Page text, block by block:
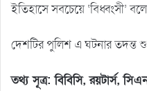
ইতিহাসে সবচেয়ে ‘বিধ্বংসী’
দেশটির পুলিশ এ ঘটনার তদন্ত
তথ্য সূত্র: বিবিসি, রয়টার্স,